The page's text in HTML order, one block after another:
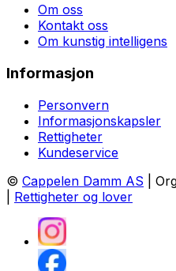
Om oss
Kontakt oss
Om kunstig intelligens
Informasjon
Personvern
Informasjonskapsler
Rettigheter
Kundeservice
© Cappelen Damm AS |
Rettigheter og lover